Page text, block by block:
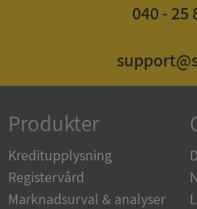
040 - 25
Produkter
Kreditupplysning
Registervård
Marknadsurval & analyser
ASP.NET_SessionId